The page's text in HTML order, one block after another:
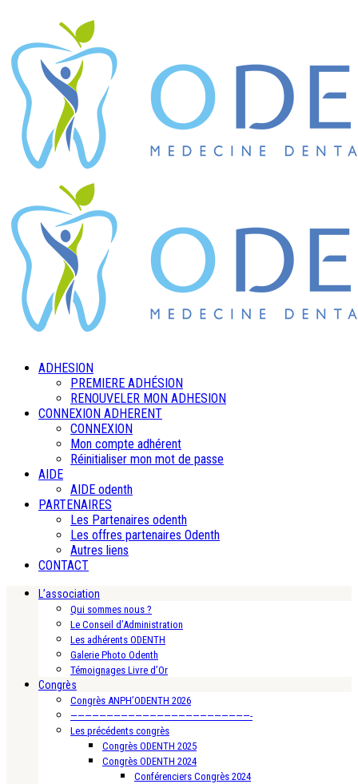
ADHESION
PREMIERE ADHÉSION
RENOUVELER MON ADHESION
CONNEXION ADHERENT
CONNEXION
Mon compte adhérent
Réinitialiser mon mot de passe
AIDE
AIDE odenth
PARTENAIRES
Les Partenaires odenth
Les offres partenaires Odenth
Autres liens
CONTACT
L’association
Qui sommes nous ?
Le Conseil d’Administration
Les adhérents ODENTH
Galerie Photo Odenth
Témoignages Livre d’Or
Congrès
Congrès ANPH’ODENTH 2026
—————————————————————————-
Les précédents congrès
Congrès ODENTH 2025
Congrès ODENTH 2024
Conférenciers Congrès 2024